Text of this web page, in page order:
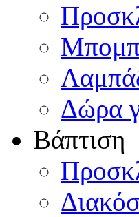
Δώρα
Βάπτιση